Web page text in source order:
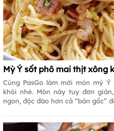
Mỳ Ý sốt phô mai thịt xông
Cùng PasGo làm mới món mỳ
khói nhé. Món này tuy đơn
ngon, độc đáo hơn cả “bản gốc”